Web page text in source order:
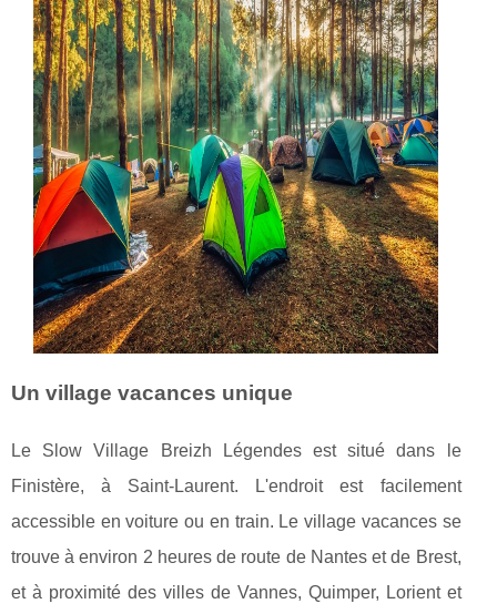
Un village vacances unique
Le Slow Village Breizh Légendes est situé dans le
Finistère, à Saint-Laurent. L'endroit est facilement
accessible en voiture ou en train. Le village vacances se
trouve à environ 2 heures de route de Nantes et de Brest,
et à proximité des villes de Vannes, Quimper, Lorient et